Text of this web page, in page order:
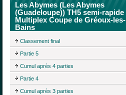
Les Abymes (Les Abymes
(Guadeloupe)) TH5 semi-rapide
Multiplex Coupe de Gréoux-les-
Bains
Classement final
Partie 5
Cumul après 4 parties
Partie 4
Cumul après 3 parties